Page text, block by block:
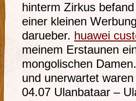
hinterm Zirkus
einer kleinen
darueber. huawei
meinem Erstaunen
mongolischen
und unerwartet
04.07 Ulanbataar –